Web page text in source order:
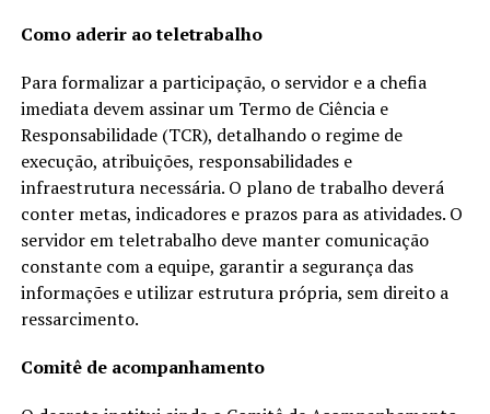
Como aderir ao teletrabalho
Para formalizar a participação, o servidor e a chefia
imediata devem assinar um Termo de Ciência e
Responsabilidade (TCR), detalhando o regime de
execução, atribuições, responsabilidades e
infraestrutura necessária. O plano de trabalho deverá
conter metas, indicadores e prazos para as atividades. O
servidor em teletrabalho deve manter comunicação
constante com a equipe, garantir a segurança das
informações e utilizar estrutura própria, sem direito a
ressarcimento.
Comitê de acompanhamento